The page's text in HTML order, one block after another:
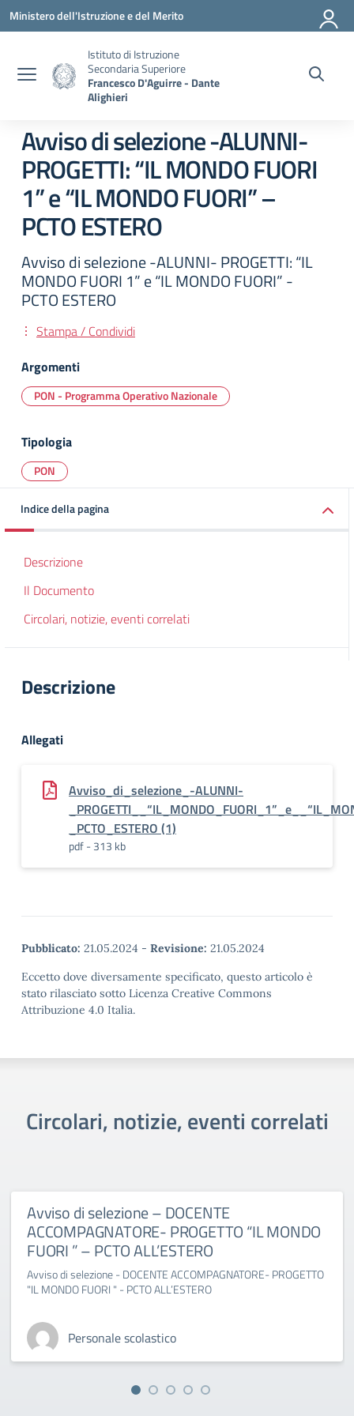
Vai ai contenuti
Vai al menu di navigazione
Vai al footer
Ministero dell'Istruzione e del Merito
Istituto di Istruzione
Secondaria Superiore
Francesco D'Aguirre - Dante
Alighieri
Avviso di selezione -ALUNNI-
PROGETTI: “IL MONDO FUORI
1” e “IL MONDO FUORI” –
PCTO ESTERO
Avviso di selezione -ALUNNI- PROGETTI: “IL
MONDO FUORI 1” e “IL MONDO FUORI” -
PCTO ESTERO
Stampa / Condividi
Argomenti
PON - Programma Operativo Nazionale
Tipologia
PON
Indice della pagina
Descrizione
Il Documento
Circolari, notizie, eventi correlati
Descrizione
Allegati
Avviso_di_selezione_-ALUNNI-
_PCTO_ESTERO (1)
pdf - 313 kb
Pubblicato: 21.05.2024 - Revisione: 21.05.2024
Eccetto dove diversamente specificato, questo articolo è
stato rilasciato sotto Licenza Creative Commons
Attribuzione 4.0 Italia.
Circolari, notizie, eventi correlati
Avviso di selezione – DOCENTE
ACCOMPAGNATORE- PROGETTO “IL MONDO
FUORI ” – PCTO ALL’ESTERO
Avviso di selezione - DOCENTE ACCOMPAGNATORE- PROGETTO
"IL MONDO FUORI " - PCTO ALL’ESTERO
Personale scolastico